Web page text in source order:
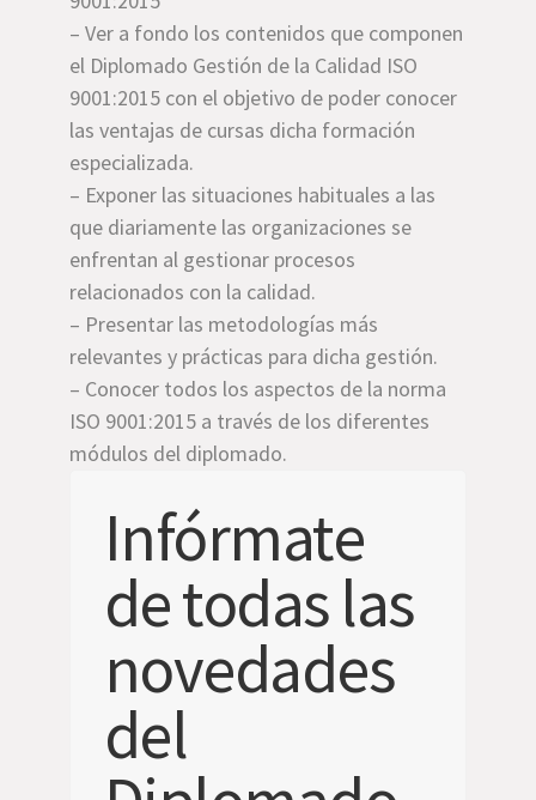
– Ver a fondo los contenidos que componen
el Diplomado Gestión de la Calidad ISO
9001:2015 con el objetivo de poder conocer
las ventajas de cursas dicha formación
especializada.
– Exponer las situaciones habituales a las
que diariamente las organizaciones se
enfrentan al gestionar procesos
relacionados con la calidad.
– Presentar las metodologías más
relevantes y prácticas para dicha gestión.
– Conocer todos los aspectos de la norma
ISO 9001:2015 a través de los diferentes
módulos del diplomado.
Infórmate
de todas las
novedades
del